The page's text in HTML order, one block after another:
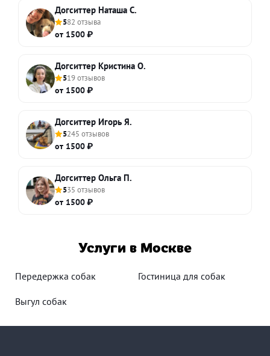
Догситтер Наташа С.
582 отзыва
от 1500 ₽
Догситтер Кристина О.
519 отзывов
от 1500 ₽
Догситтер Игорь Я.
5245 отзывов
от 1500 ₽
Догситтер Ольга П.
535 отзывов
от 1500 ₽
Услуги в Москве
Передержка собак Гостиница для собак
Выгул собак